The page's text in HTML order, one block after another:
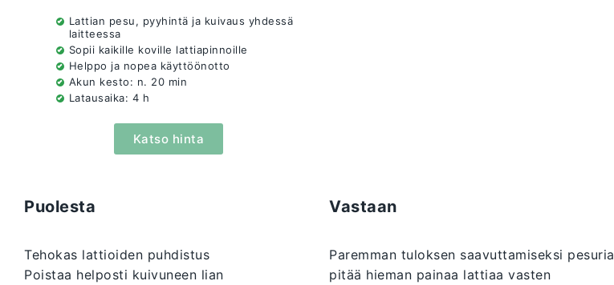
Lattian pesu, pyyhintä ja kuivaus yhdessä
laitteessa
Sopii kaikille koville lattiapinnoille
Helppo ja nopea käyttöönotto
Akun kesto: n. 20 min
Latausaika: 4 h
Katso hinta
Puolesta
Tehokas lattioiden puhdistus
Poistaa helposti kuivuneen lian
Vastaan
Paremman tuloksen saavuttamiseksi pesuria
pitää hieman painaa lattiaa vasten